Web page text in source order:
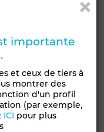
importante
et ceux de tiers à
montrer des
d'un profil
(par exemple,
ICI pour plus